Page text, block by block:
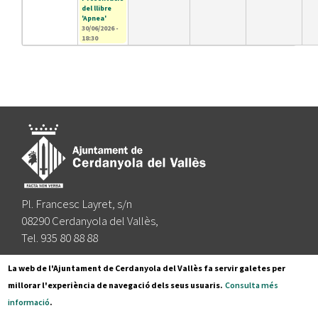
del llibre
'Apnea'
30/06/2026 -
18:30
Pl. Francesc Layret, s/n
08290 Cerdanyola del Vallès,
Tel. 935 80 88 88
Segueix-nos a:
La web de l'Ajuntament de Cerdanyola del Vallès fa servir galetes per
millorar l'experiència de navegació dels seus usuaris. Consulta més
informació.